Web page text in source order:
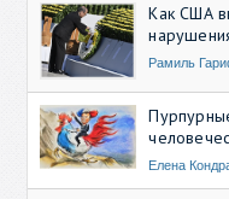
Как США
Рамиль
Елена